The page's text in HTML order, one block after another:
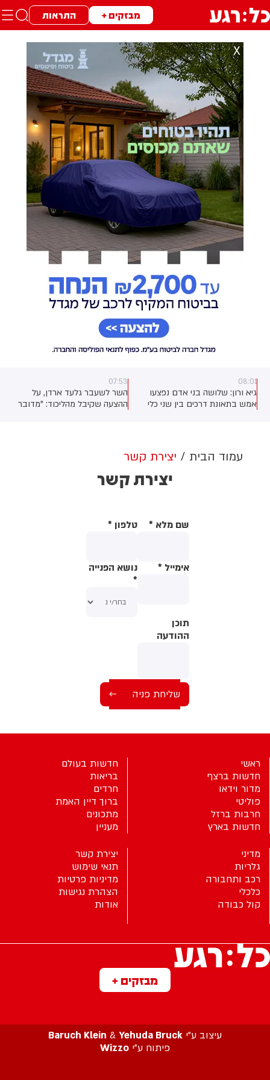
מבזקים + התראות
X
08:01
גיא ורון: שלושה בני אדם נפצעו
אמש בתאונת דרכים בין שני כלי
ילד בן 6 נפצע בינוני ופעוט בן
שנתיים נפצע קל. השלושה פונו
למרכז הרפואי צפון (פוריה)
07:53
השר לשעבר גלעד ארדן, על
ההצעה שקיבל מהליכוד: "מדובר
עמוד הבית יצירת קשר
יצירת קשר
שם מלא * טלפון *
אימייל *
נושא הפנייה
*
תוכן
ההודעה
מבזקים +
ראשי
חדשות ברצף
מדור וידאו
פוליטי
חרבות ברזל
חדשות בארץ
חדשות בעולם
בריאות
חרדים
ברוך דיין האמת
מתכונים
מעניין
מדיני
גלריות
רכב ותחבורה
כלכלי
קול כבודה
יצירת קשר
תנאי שימוש
מדיניות פרטיות
הצהרת נגישות
אודות
עיצוב ע”י Baruch Klein & Yehuda Bruck
פיתוח ע”י Wizzo